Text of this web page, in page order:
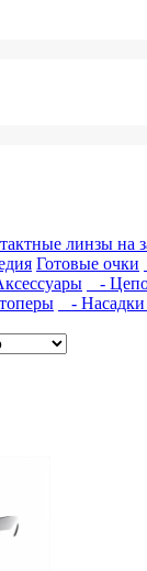
линзы на
Готовые очки
-
- Насадки